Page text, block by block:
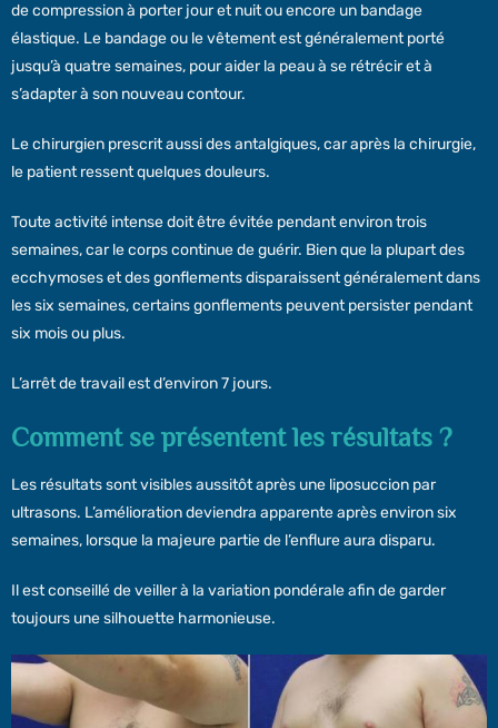
de compression à porter jour et nuit ou encore un bandage
élastique. Le bandage ou le vêtement est généralement porté
jusqu’à quatre semaines, pour aider la peau à se rétrécir et à
s’adapter à son nouveau contour.
Le chirurgien prescrit aussi des antalgiques, car après la chirurgie,
le patient ressent quelques douleurs.
Toute activité intense doit être évitée pendant environ trois
semaines, car le corps continue de guérir. Bien que la plupart des
ecchymoses et des gonflements disparaissent généralement dans
les six semaines, certains gonflements peuvent persister pendant
six mois ou plus.
L’arrêt de travail est d’environ 7 jours.
Comment se présentent les résultats ?
Les résultats sont visibles aussitôt après une liposuccion par
ultrasons. L’amélioration deviendra apparente après environ six
semaines, lorsque la majeure partie de l’enflure aura disparu.
Il est conseillé de veiller à la variation pondérale afin de garder
toujours une silhouette harmonieuse.